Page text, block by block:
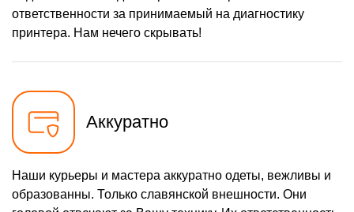
ответственности за принимаемый на диагностику
принтера. Нам нечего скрывать!
Аккуратно
Наши курьеры и мастера аккуратно одеты, вежливы и
образованны. Только славянской внешности. Они